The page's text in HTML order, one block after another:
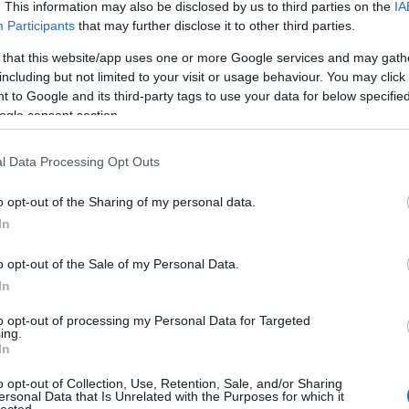
This information may also be disclosed by us to third parties on the
Participants that may further disclose it to other third parties.
that this website/app uses one or more Google services and may
but not limited to your visit or usage behaviour. You may
to Google and its third-party tags to use your data for below
consent section.
Data Processing Opt Outs
opt-out of the Sharing of my personal data.
opt-out of the Sale of my Personal Data.
opt-out of processing my Personal Data for Targeted
opt-out of Collection, Use, Retention, Sale, and/or Sharing
Data that Is Unrelated with the Purposes for which it
» A
» De
» A
» El
»
»
¤
¤